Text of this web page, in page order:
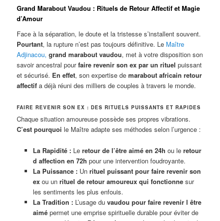
Grand Marabout Vaudou : Rituels de Retour Affectif et Magie
d’Amour
Face à la séparation, le doute et la tristesse s’installent souvent.
Pourtant, la rupture n’est pas toujours définitive. Le Maître
Adjinacou, grand marabout vaudou, met à votre disposition son
savoir ancestral pourfaire revenir son ex par un rituel puissant
et sécurisé. En effet, son expertise demarabout africain retour
affectif a déjà réuni des milliers de couples à travers le monde.
FAIRE REVENIR SON EX : DES RITUELS PUISSANTS ET RAPIDES
Chaque situation amoureuse possède ses propres vibrations.
C’est pourquoi le Maître adapte ses méthodes selon l’urgence :
La Rapidité :Le retour de l’être aimé en 24h ou le retour
d affection en 72h pour une intervention foudroyante.
La Puissance :Un rituel puissant pour faire revenir son
exou un rituel de retour amoureux qui fonctionnesur
les sentiments les plus enfouis.
La Tradition :L’usage du vaudou pour faire revenir l être
aimépermet une emprise spirituelle durable pour éviter de